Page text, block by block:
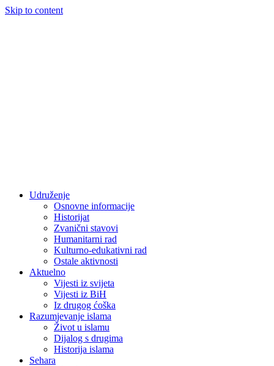
Skip to content
Udruženje
Osnovne informacije
Historijat
Zvanični stavovi
Humanitarni rad
Kulturno-edukativni rad
Ostale aktivnosti
Aktuelno
Vijesti iz svijeta
Vijesti iz BiH
Iz drugog ćoška
Razumjevanje islama
Život u islamu
Dijalog s drugima
Historija islama
Sehara